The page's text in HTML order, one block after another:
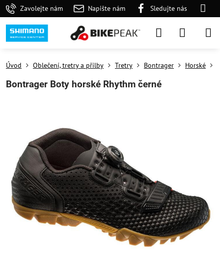
Zavolejte nám Napište nám Sledujte nás
Úvod Oblečení, tretry a přilby Tretry Bontrager Horské
Bontrager Boty horské Rhythm černé